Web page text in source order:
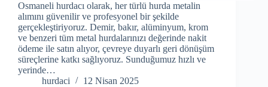
Osmaneli hurdacı olarak, her türlü hurda metalin
alımını güvenilir ve profesyonel bir şekilde
gerçekleştiriyoruz. Demir, bakır, alüminyum, krom
ve benzeri tüm metal hurdalarınızı değerinde nakit
ödeme ile satın alıyor, çevreye duyarlı geri dönüşüm
süreçlerine katkı sağlıyoruz. Sunduğumuz hızlı ve
yerinde…
hurdaci
12 Nisan 2025